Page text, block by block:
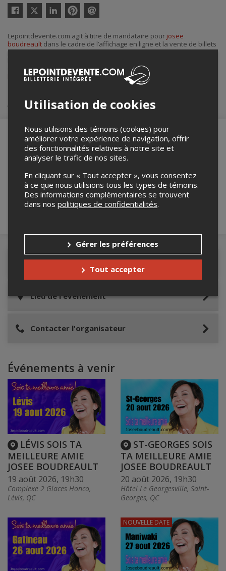
Twitter
courriel
Lepointdevente.com agit à titre de mandataire pour josee
boudreault dans le cadre de l’affichage en ligne et la vente de billets
pour ses événements.
contacter l’organisateur de l’événement,josee boudreault
Lprivard@gmail.com.
Achat de billets
Merci de confirmer que vous n'êtes pas un
Lieu de l'événement
Contacter l'organisateur
Événements à venir
LÉVIS SOIS TA
MEILLEURE AMIE
JOSEE BOUDREAULT
19 août 2026, 19h30
Complexe 2 Glaces Honco,
Lévis, QC
ST-GEORGES SOIS
TA MEILLEURE AMIE
JOSEE BOUDREAULT
20 août 2026, 19h30
Hôtel Le Georgesville, Saint-
Georges, QC
NOUVELLE DATE
Utilisation de cookies
Nous utilisons des témoins (cookies) pour
améliorer votre expérience de navigation, offrir
des fonctionnalités relatives à notre site et
analyser le trafic de nos sites.
En cliquant sur « Tout accepter », vous consentez
à ce que nous utilisions tous les types de témoins.
Des informations complémentaires se trouvent
dans nos politiques de confidentialités.
Gérer les préférences
Tout accepter